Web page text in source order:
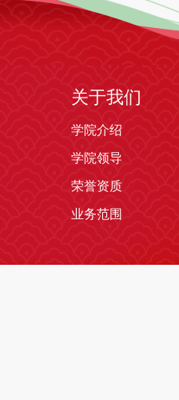
关于我们
学院介绍
学院领导
荣誉资质
业务范围